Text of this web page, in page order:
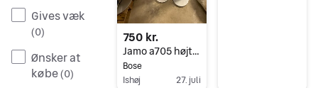
Gives væk
(0)
Ønsker at
købe(0)
750 kr.
Jamo a705 højtalera
Bose
Ishøj
27. juli